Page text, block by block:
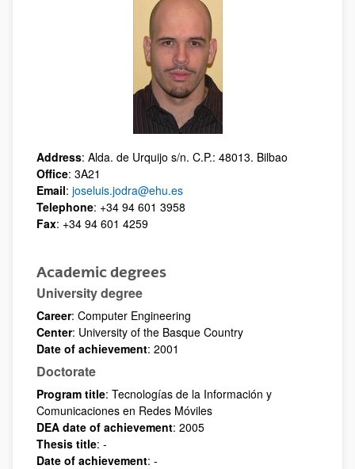
Address: Alda. de Urquijo s/n. C.P.: 48013. Bilbao
Office: 3A21
Email: joseluis.jodra@ehu.es
Telephone: +34 94 601 3958
Fax: +34 94 601 4259
Academic degrees
University degree
Career: Computer Engineering
Center: University of the Basque Country
Date of achievement: 2001
Doctorate
Program title: Tecnologías de la Información y
Comunicaciones en Redes Móviles
DEA date of achievement: 2005
Thesis title: -
Date of achievement: -